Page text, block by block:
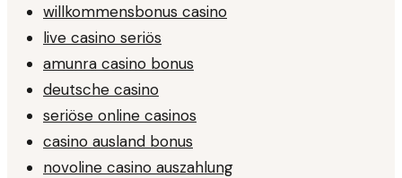
willkommensbonus casino
live casino seriös
amunra casino bonus
deutsche casino
seriöse online casinos
casino ausland bonus
novoline casino auszahlung